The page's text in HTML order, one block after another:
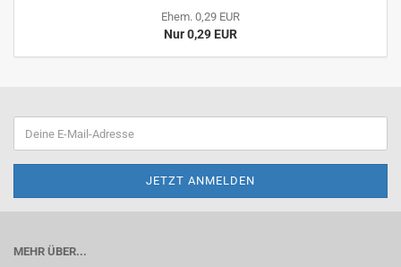
Ehem. 0,29 EUR
Nur 0,29 EUR
MEHR ÜBER...